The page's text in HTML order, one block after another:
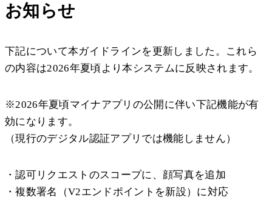
お知らせ
下記について本ガイドラインを更新しました。これら
の内容は2026年夏頃より本システムに反映されます。
※2026年夏頃マイナアプリの公開に伴い下記機能が有
効になります。
（現行のデジタル認証アプリでは機能しません）
・認可リクエストのスコープに、顔写真を追加
・複数署名（V2エンドポイントを新設）に対応